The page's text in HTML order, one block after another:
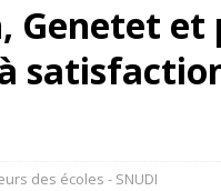
Genetet et
des écoles - SNUDI